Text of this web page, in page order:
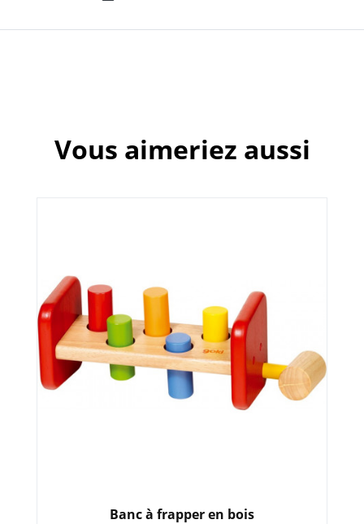
Vous aimeriez aussi
Banc à frapper en bois